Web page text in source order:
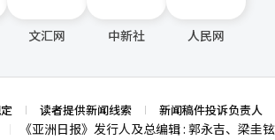
文汇网 中新社 人民网
读者提供新闻线索 新闻稿件投诉负责人
《亚洲日报》发行人及总编辑 : 郭永吉、梁圭铉